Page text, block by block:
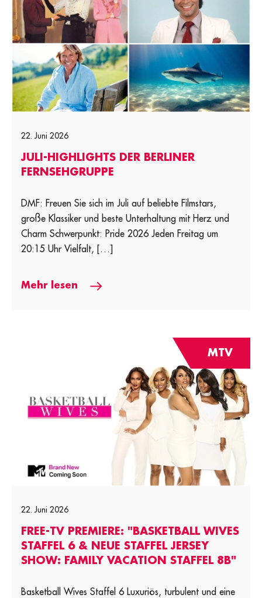
22. Juni 2026
JULI-HIGHLIGHTS DER BERLINER
FERNSEHGRUPPE
DMF: Freuen Sie sich im Juli auf beliebte Filmstars,
große Klassiker und beste Unterhaltung mit Herz und
Charm Schwerpunkt: Pride 2026 Jeden Freitag um
20:15 Uhr Vielfalt, […]
Mehr lesen
MTV
22. Juni 2026
FREE-TV PREMIERE: "BASKETBALL WIVES
STAFFEL 6 & NEUE STAFFEL JERSEY
SHOW: FAMILY VACATION STAFFEL 8B"
Basketball Wives Staffel 6 Luxuriös, turbulent und eine